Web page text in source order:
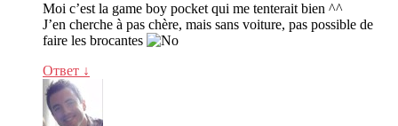
Moi c’est la game boy pocket qui me tenterait bien ^^
J’en cherche à pas chère, mais sans voiture, pas possible de
faire les brocantes
Ответ ↓